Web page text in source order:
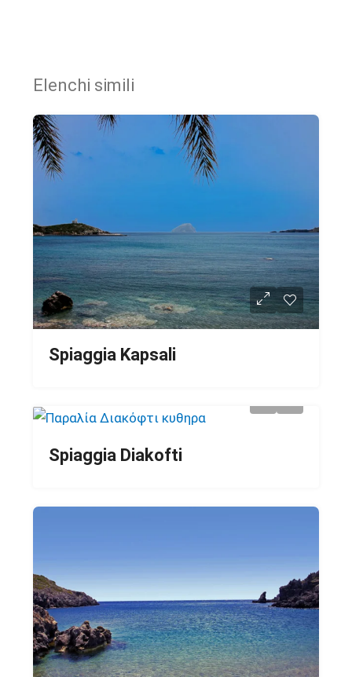
Elenchi simili
Spiaggia Kapsali
Spiaggia Diakofti